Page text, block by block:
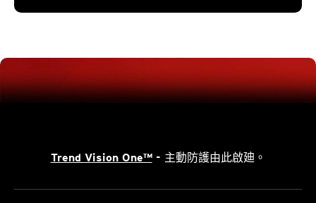
Trend Vision One™- 主動防護由此啟廸。